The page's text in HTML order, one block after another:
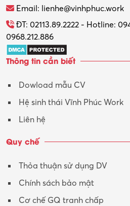
Email: lienhe@vinhphuc.work
ĐT: 02113.89.2222 - Hotline:
0968.212.886
Thông tin cần biết
Dowload mẫu CV
Hệ sinh thái Vĩnh Phúc Work
Liên hệ
Quy chế
Thỏa thuận sử dụng DV
Chính sách bảo mật
Cơ chế GQ tranh chấp